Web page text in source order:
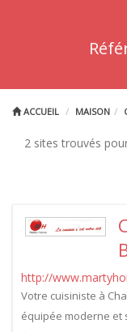
ACCUEIL MAISON
2 sites trouvés
http://
Votre cuisiniste à
équipée moderne et